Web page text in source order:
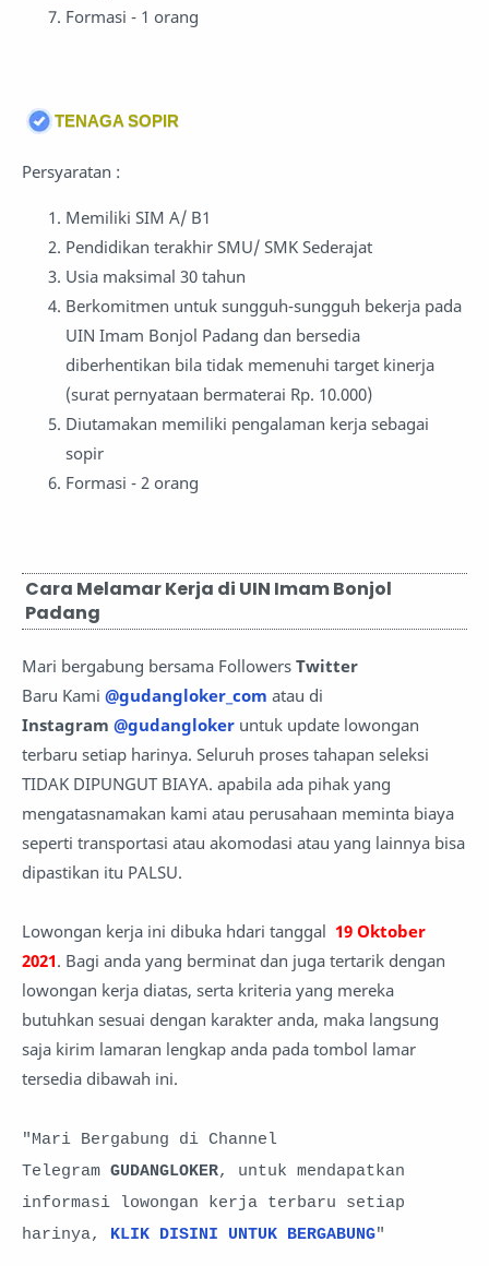
Formasi - 1 orang
TENAGA SOPIR
Persyaratan :
Memiliki SIM A/ B1
Pendidikan terakhir SMU/ SMK Sederajat
Usia maksimal 30 tahun
Berkomitmen untuk sungguh-sungguh bekerja pada
UIN Imam Bonjol Padang dan bersedia
diberhentikan bila tidak memenuhi target kinerja
(surat pernyataan bermaterai Rp. 10.000)
Diutamakan memiliki pengalaman kerja sebagai
sopir
Formasi - 2 orang
Cara Melamar Kerja di UIN Imam Bonjol
Padang
Mari bergabung bersama Followers Twitter
Baru Kami @gudangloker_com atau di
Instagram @gudangloker untuk update lowongan
terbaru setiap harinya. Seluruh proses tahapan seleksi
TIDAK DIPUNGUT BIAYA. apabila ada pihak yang
mengatasnamakan kami atau perusahaan meminta biaya
seperti transportasi atau akomodasi atau yang lainnya bisa
dipastikan itu PALSU.
Lowongan kerja ini dibuka hdari tanggal 19 Oktober
2021. Bagi anda yang berminat dan juga tertarik dengan
lowongan kerja diatas, serta kriteria yang mereka
butuhkan sesuai dengan karakter anda, maka langsung
saja kirim lamaran lengkap anda pada tombol lamar
tersedia dibawah ini.
"Mari Bergabung di Channel
Telegram GUDANGLOKER, untuk mendapatkan
informasi lowongan kerja terbaru setiap
harinya, KLIK DISINI UNTUK BERGABUNG"